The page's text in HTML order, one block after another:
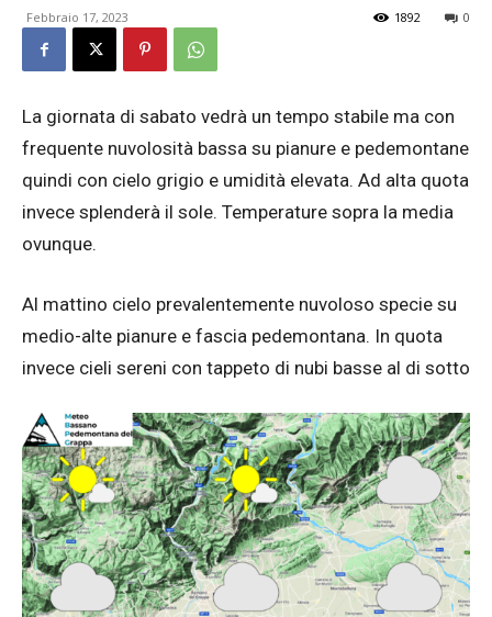
Febbraio 17, 2023 0
1892
La giornata di sabato vedrà un tempo stabile ma con
frequente nuvolosità bassa su pianure e pedemontane
quindi con cielo grigio e umidità elevata. Ad alta quota
invece splenderà il sole. Temperature sopra la media
ovunque.
Al mattino cielo prevalentemente nuvoloso specie su
medio-alte pianure e fascia pedemontana. In quota
invece cieli sereni con tappeto di nubi basse al di sotto